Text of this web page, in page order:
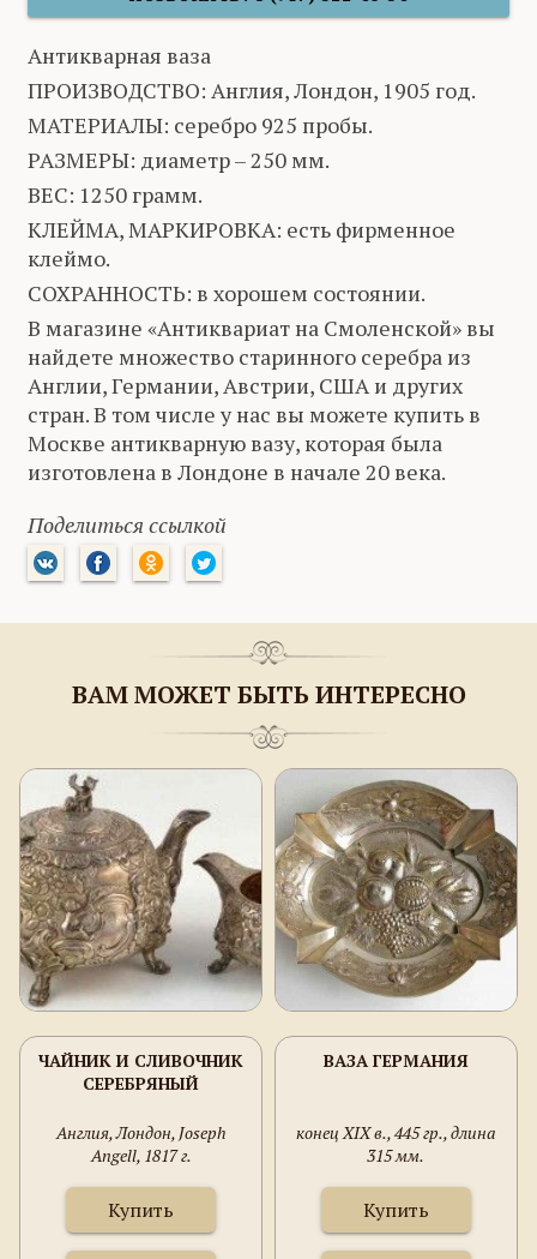
Антикварная ваза
ПРОИЗВОДСТВО: Англия, Лондон, 1905 год.
МАТЕРИАЛЫ: серебро 925 пробы.
РАЗМЕРЫ: диаметр – 250 мм.
ВЕС: 1250 грамм.
КЛЕЙМА, МАРКИРОВКА: есть фирменное
клеймо.
СОХРАННОСТЬ: в хорошем состоянии.
В магазине «Антиквариат на Смоленской» вы
найдете множество старинного серебра из
Англии, Германии, Австрии, США и других
стран. В том числе у нас вы можете купить в
Москве антикварную вазу, которая была
изготовлена в Лондоне в начале 20 века.
Поделиться ссылкой
ВАМ МОЖЕТ БЫТЬ ИНТЕРЕСНО
ЧАЙНИК И СЛИВОЧНИК
СЕРЕБРЯНЫЙ
Англия, Лондон, Joseph
Angell, 1817 г.
Купить
ВАЗА ГЕРМАНИЯ
конец ХIX в., 445 гр., длина
315 мм.
Купить